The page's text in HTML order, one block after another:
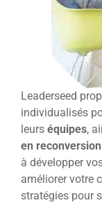
Leaderseed
individualisés
leurs équipes,
en
à développer
améliorer votre
stratégies pour